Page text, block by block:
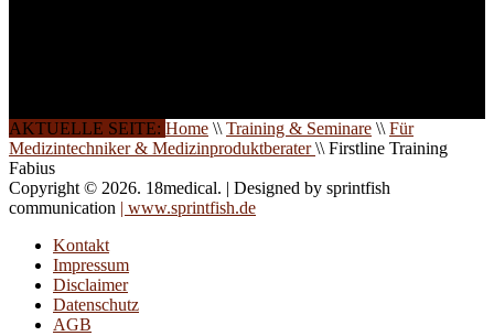
AKTUELLE SEITE: Home \\ Training & Seminare \\ Für
Medizintechniker & Medizinproduktberater\\ Firstline Training
Fabius
Copyright © 2026. 18medical. | Designed by sprintfish
communication | www.sprintfish.de
Kontakt
Impressum
Disclaimer
Datenschutz
AGB